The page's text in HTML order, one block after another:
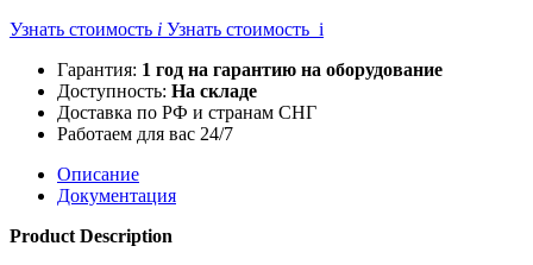
Узнать стоимость i Узнать стоимость i
Гарантия: 1 год на гарантию на оборудование
Доступность: На складе
Доставка по РФ и странам СНГ
Работаем для вас 24/7
Описание
Документация
Product Description